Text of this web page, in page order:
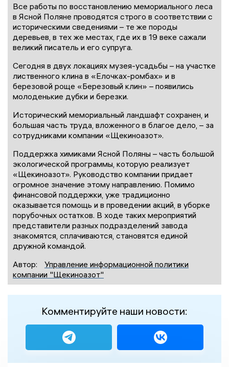
Все работы по восстановлению мемориального леса
в Ясной Поляне проводятся строго в соответствии с
историческими сведениями – те же породы
деревьев, в тех же местах, где их в 19 веке сажали
великий писатель и его супруга.
Сегодня в двух локациях музея-усадьбы – на участке
лиственного клина в «Елочках-ромбах» и в
березовой роще «Березовый клин» – появились
молоденькие дубки и березки.
Исторический мемориальный ландшафт сохранен, и
большая часть труда, вложенного в благое дело, – за
сотрудниками компании «Щекиноазот».
Поддержка химиками Ясной Поляны – часть большой
экологической программы, которую реализует
«Щекиноазот». Руководство компании придает
огромное значение этому направлению. Помимо
финансовой поддержки, уже традиционно
оказывается помощь и в проведении акций, в уборке
порубочных остатков. В ходе таких мероприятий
представители разных подразделений завода
знакомятся, сплачиваются, становятся единой
дружной командой.
Автор:
Управление информационной политики
компании "Щекиноазот"
Комментируйте наши новости: